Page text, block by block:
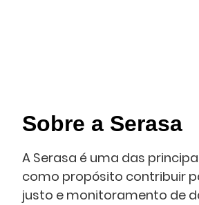
Sobre a Serasa
A Serasa é uma das
como propósito contribuir
justo e monitoramento de